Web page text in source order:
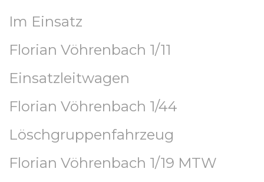
Im Einsatz
Florian Vöhrenbach 1/11
Einsatzleitwagen
Florian Vöhrenbach 1/44
Löschgruppenfahrzeug
Florian Vöhrenbach 1/19 MTW